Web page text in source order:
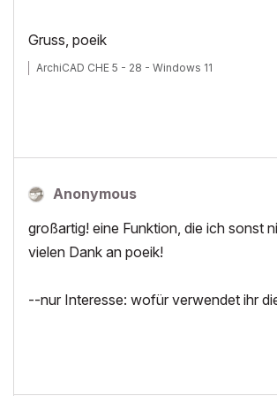
Gruss, poeik
ArchiCAD CHE 5 - 28 - Windows 11
Anonymous
großartig! eine Funktion, die ich sonst
vielen Dank an poeik!
--nur Interesse: wofür verwendet ihr